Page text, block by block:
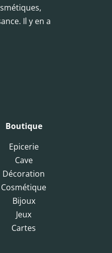
Il y en a
Boutique
Epicerie
Cave
Décoration
Cosmétique
Bijoux
Jeux
Cartes